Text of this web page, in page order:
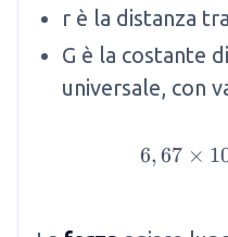
r è la distanza
G è la costante
universale, con
6,67 × 1